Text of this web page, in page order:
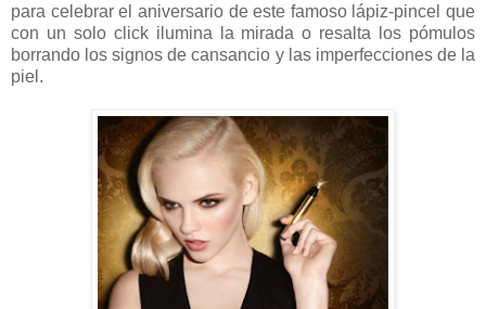
para celebrar el aniversario de este famoso lápiz-pincel que
con un solo click ilumina la mirada o resalta los pómulos
borrando los signos de cansancio y las imperfecciones de la
piel.